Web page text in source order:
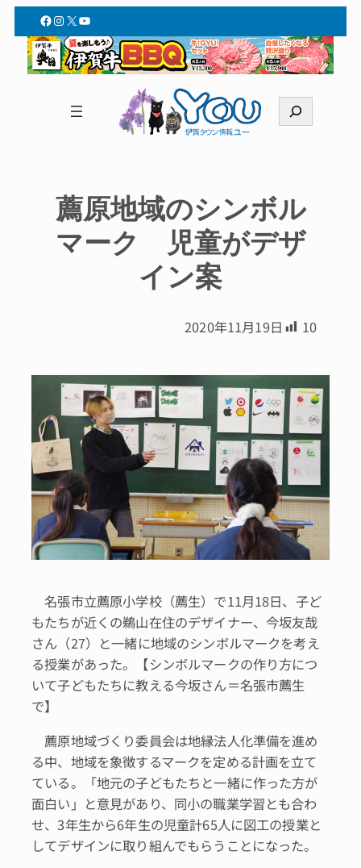
Facebook
Instagram
X YouTube
索
薦原地域のシンボル
マーク 児童がデザ
イン案
2020年11月19日 10
名張市立薦原小学校（薦生）で11月18日、子ど
もたちが近くの鵜山在住のデザイナー、今坂友哉
さん（27）と一緒に地域のシンボルマークを考え
る授業があった。【シンボルマークの作り方につ
いて子どもたちに教える今坂さん＝名張市薦生
で】
薦原地域づくり委員会は地縁法人化準備を進め
る中、地域を象徴するマークを定める計画を立て
ている。「地元の子どもたちと一緒に作った方が
面白い」と意見があり、同小の職業学習とも合わ
せ、3年生から6年生の児童計65人に図工の授業と
してデザインに取り組んでもらうことになった。